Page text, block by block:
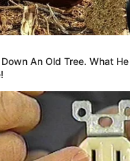
An Old Tree. What